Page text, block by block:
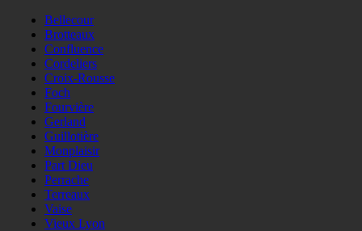
Bellecour
Brotteaux
Confluence
Cordeliers
Croix-Rousse
Foch
Fourvière
Gerland
Guillotière
Monplaisir
Part Dieu
Perrache
Terreaux
Vaise
Vieux Lyon